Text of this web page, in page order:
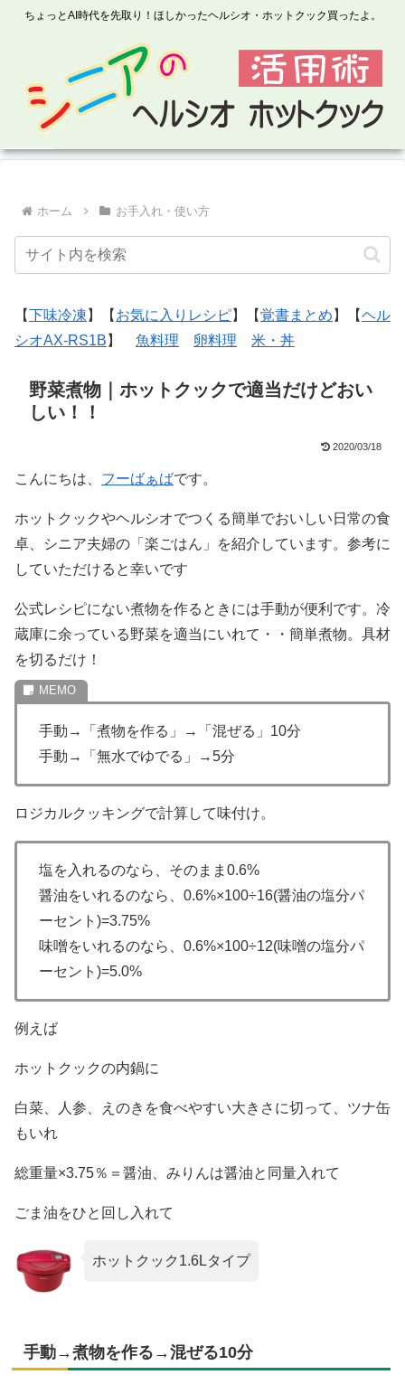
ちょっとAI時代を先取り！ほしかったヘルシオ・ホットクック買ったよ。
ホーム お手入れ・使い方
【下味冷凍 】【 お気に入りレシピ】【覚書まとめ 】【ヘル
シオAX-RS1B 】 魚料理 卵料理 米・丼
野菜煮物｜ホットクックで適当だけどおい
しい！！
2020/03/18
こんにちは、 フーばぁばです。
ホットクックやヘルシオでつくる簡単でおいしい日常の食
卓、シニア夫婦の「楽ごはん」を紹介しています。参考に
していただけると幸いです
公式レシピにない煮物を作るときには手動が便利です。冷
蔵庫に余っている野菜を適当にいれて・・簡単煮物。具材
を切るだけ！
手動→「煮物を作る」→「混ぜる」10分
手動→「無水でゆでる」→5分
ロジカルクッキングで計算して味付け。
塩を入れるのなら、そのまま0.6%
醤油をいれるのなら、0.6%×100÷16(醤油の塩分パ
ーセント)=3.75%
味噌をいれるのなら、0.6%×100÷12(味噌の塩分パ
ーセント)=5.0%
例えば
ホットクックの内鍋に
白菜、人参、えのきを食べやすい大きさに切って、ツナ缶
もいれ
総重量×3.75％＝醤油、みりんは醤油と同量入れて
ごま油をひと回し入れて
ホットクック1.6Lタイプ
手動→煮物を作る→混ぜる10分